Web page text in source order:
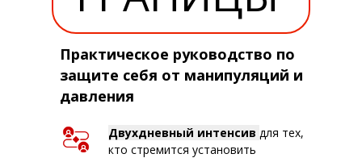
Практическое руководство по
защите себя от манипуляций и
давления
Двухдневный интенсив для тех,
кто стремится установить